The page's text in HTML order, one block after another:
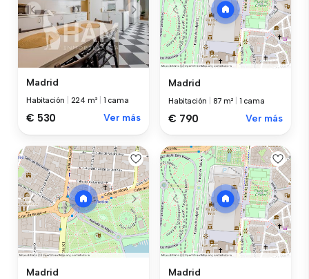
Madrid
Habitación 224 m² 1 cama
€ 530 Ver más
Madrid
Habitación 87 m² 1 cama
€ 790 Ver más
Madrid Madrid